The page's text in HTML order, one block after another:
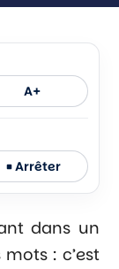
A+
Arrêter
dans un
: c’est